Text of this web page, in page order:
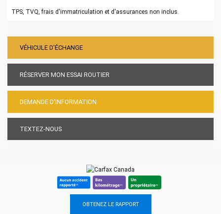
OBTENEZ LE RAPPORT
TPS, TVQ, frais d'immatriculation et d'assurances non inclus.
VÉHICULE D'ÉCHANGE
RÉSERVER MON ESSAI ROUTIER
DEMANDE D'INFORMATION
TEXTEZ-NOUS